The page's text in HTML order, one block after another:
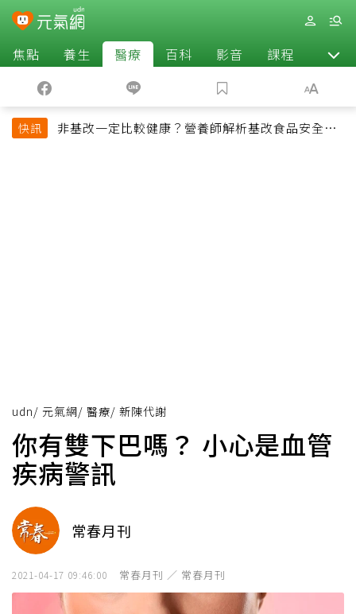
焦點 養生 醫療 百科 影音 課程 退休
快訊
非基改一定比較健康？營養師解析基改食品安全性
udn/ 元氣網/ 醫療/ 新陳代謝
你有雙下巴嗎？ 小心是血管
疾病警訊
常春月刊
2021-04-17 09:46:00 常春月刊 ／ 常春月刊